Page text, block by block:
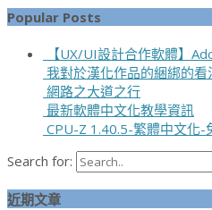
Popular Posts
【UX/UI設計合作軟體】
我對於漢化作品的綑綁的看
網路之大道之行
最新軟體中文化教學資訊
CPU-Z 1.40.5-繁體中文化-
Search for:
近期文章